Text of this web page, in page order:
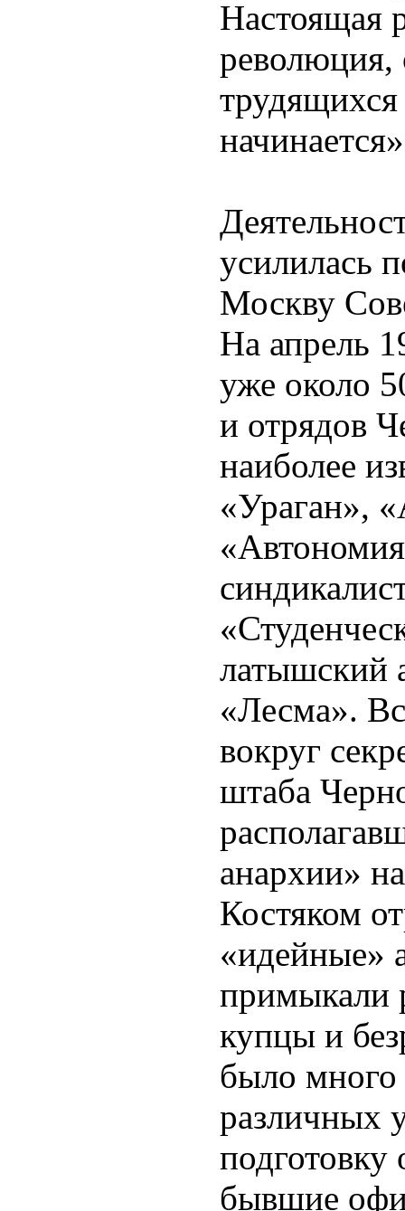
Настоящая
революция,
трудящихся
усилилась
Москву
На апрель
уже около
и отрядов
наиболее
«Ураган»,
латышский
«Лесма».
вокруг
штаба
анархии»
Костяком
«идейные»
примыкали
купцы и
было
различных
подготовку
бывшие